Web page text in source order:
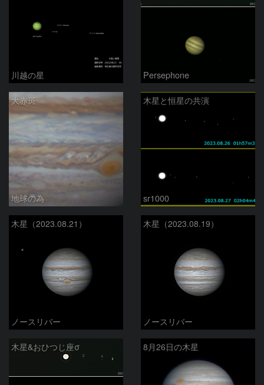
川越の星 Persephone
大赤斑
地球の為
木星と恒星の共演
sr1000
木星（2023.08.21）
ノースリバー
木星（2023.08.19）
ノースリバー
木星&おひつじ座σ 8月26日の木星